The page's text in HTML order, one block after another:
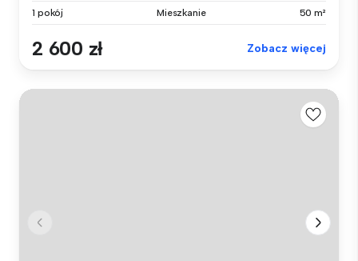
1 pokój Mieszkanie 50 m²
2 600 zł Zobacz więcej